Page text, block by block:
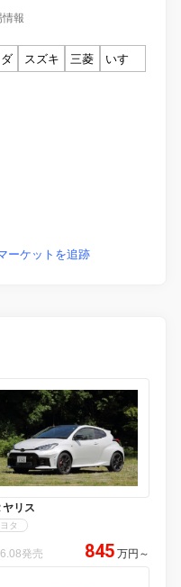
情報
スズキ 三菱
いすゞ
ーケットを追跡
ヤリス
ヨタ
発売 845 万円 ～